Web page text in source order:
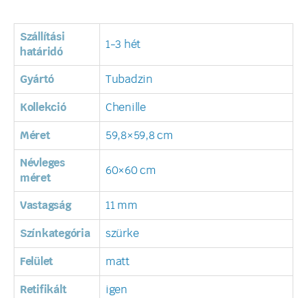
Szállítási
határidó
1-3 hét
Gyártó Tubadzin
Kollekció Chenille
Méret 59,8×59,8 cm
Névleges
méret
60×60 cm
Vastagság 11 mm
Színkategória szürke
Felület matt
Retifikált igen